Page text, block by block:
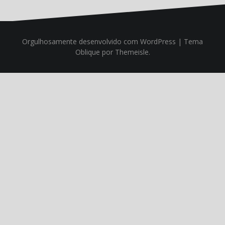
Orgulhosamente desenvolvido com WordPress | Tema
Oblique por Themeisle.